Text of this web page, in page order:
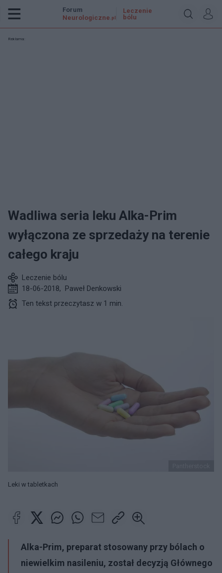
Forum
Neurologiczne .pl
Leczenie
bólu
Reklama:
Wadliwa seria leku Alka-Prim
wyłączona ze sprzedaży na terenie
całego kraju
Leczenie bólu
18-06-2018, Paweł Denkowski
Ten tekst przeczytasz w 1 min.
Leki w tabletkach
Alka-Prim, preparat stosowany przy bólach o
niewielkim nasileniu, został decyzją Głównego